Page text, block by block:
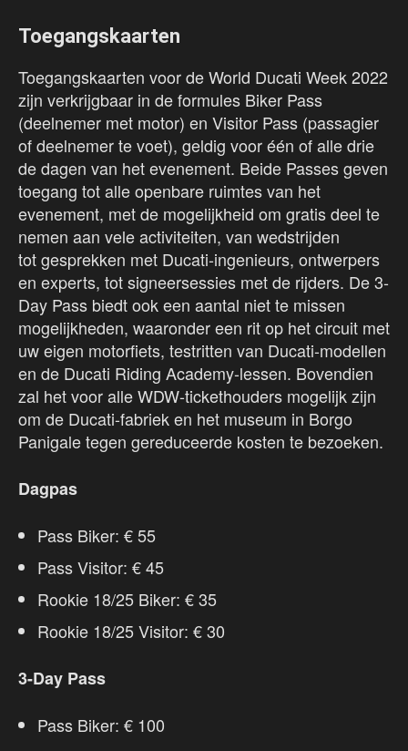
Toegangskaarten
Toegangskaarten voor de World Ducati Week 2022
zijn verkrijgbaar in de formules Biker Pass
(deelnemer met motor) en Visitor Pass (passagier
of deelnemer te voet), geldig voor één of alle drie
de dagen van het evenement. Beide Passes geven
toegang tot alle openbare ruimtes van het
evenement, met de mogelijkheid om gratis deel te
nemen aan vele activiteiten, van wedstrijden
tot gesprekken met Ducati-ingenieurs, ontwerpers
en experts, tot signeersessies met de rijders. De 3-
Day Pass biedt ook een aantal niet te missen
mogelijkheden, waaronder een rit op het circuit met
uw eigen motorfiets, testritten van Ducati-modellen
en de Ducati Riding Academy-lessen. Bovendien
zal het voor alle WDW-tickethouders mogelijk zijn
om de Ducati-fabriek en het museum in Borgo
Panigale tegen gereduceerde kosten te bezoeken.
Dagpas
Pass Biker: € 55
Pass Visitor: € 45
Rookie 18/25 Biker: € 35
Rookie 18/25 Visitor: € 30
3-Day Pass
Pass Biker: € 100